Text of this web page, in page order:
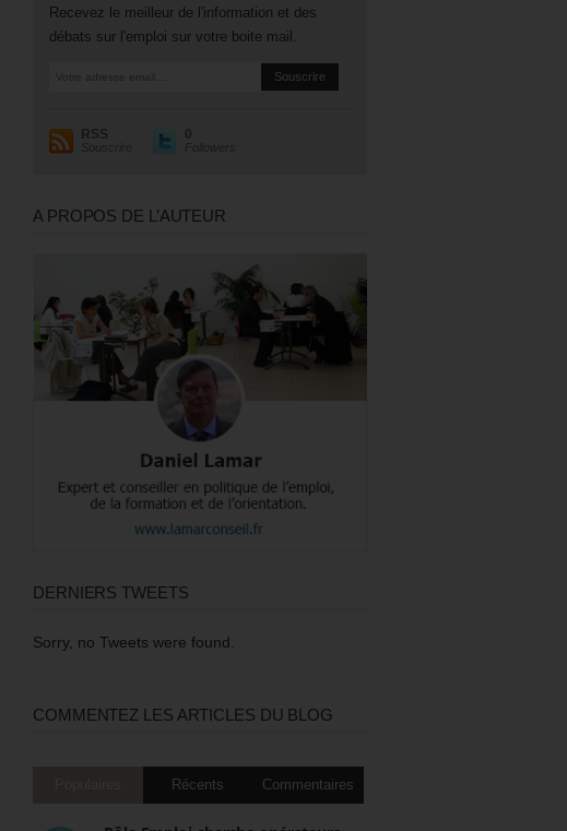
Recevez le meilleur de l'information et des
débats sur l'emploi sur votre boite mail.
RSS
Souscrire
0
Followers
A PROPOS DE L’AUTEUR
DERNIERS TWEETS
Sorry, no Tweets were found.
COMMENTEZ LES ARTICLES DU BLOG
Récents Commentaires